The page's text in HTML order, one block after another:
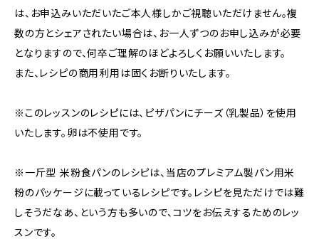
は、お申込みいただいたご本人様しかご視聴いただけません。複
数の方とシェアされたい場合は、お一人ずつのお申し込みが必要
となりますので、何卒ご理解のほどよろしくお願いいたします。
また、レシピの商用利用は固くお断りいたします。
※このレッスンのレシピには、ピザパンにチーズ（乳製品）を使用
いたします。卵は不使用です。
※一斤型 米粉食パンのレシピは、当店のプレミアム製パン用米
粉のパッケージに載っているレシピです。レシピを見ただけでは難
しそうだなあ、という方も多いので、コツをお伝えするためのレッ
スンです。